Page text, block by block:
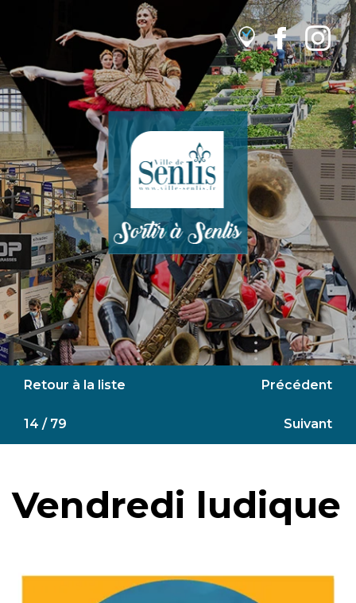
Retour à la liste Précédent
14 / 79 Suivant
Vendredi ludique